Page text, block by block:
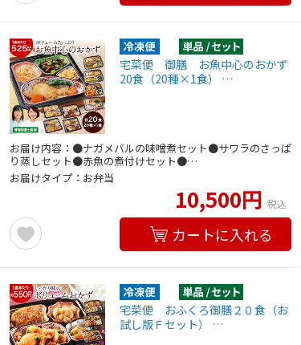
宅菜便 御膳 お魚中心のおかず
20食（20種×1食） …
お届け内容：●ナガメバルの味噌煮セット●サワラのさっぱ
り蒸しセット●赤魚の煮付けセット●…
お届けタイプ：お弁当
10,500円 税込
カートに入れる
宅菜便 おふくろ御膳２０食（お
試し版Ｆセット） …